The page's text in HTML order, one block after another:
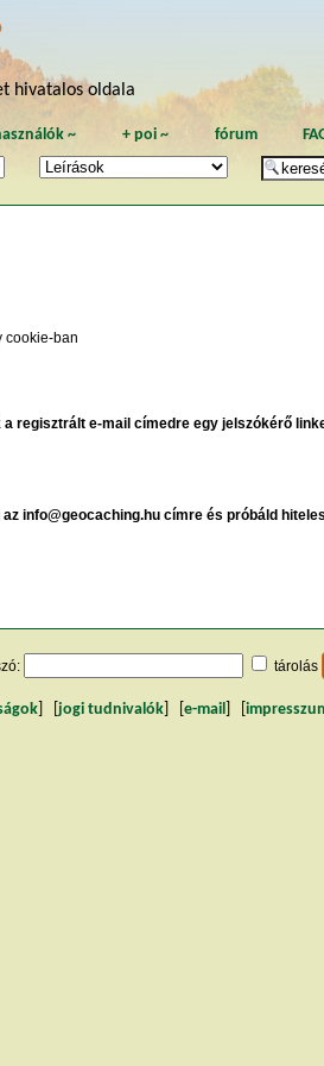
hivatalos oldala
~ + poi~ fórum
cookie-ban
regisztrált e-mail címedre egy jelszókérő
info@geocaching.hu címre és próbáld
tárolás
jogi tudnivalók e-mail